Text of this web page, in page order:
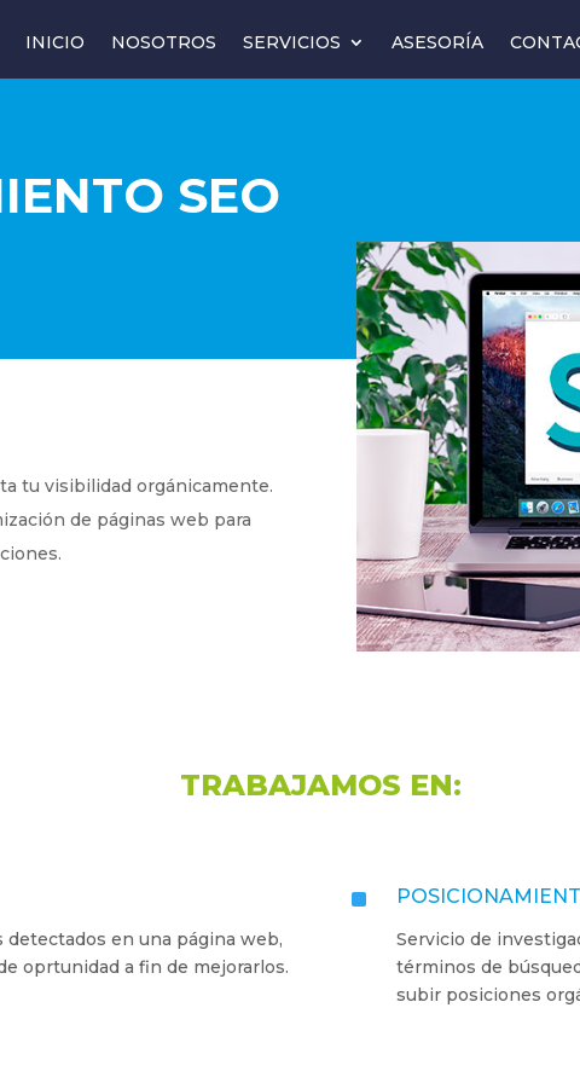
INICIO NOSOTROS SERVICIOS ASESORÍA
SEO
tu visibilidad orgánicamente.
de páginas web para
TRABAJAMOS EN:
en una página web,
oprtunidad a fin de mejorarlos.
^
Servicio de
términos de
subir posiciones